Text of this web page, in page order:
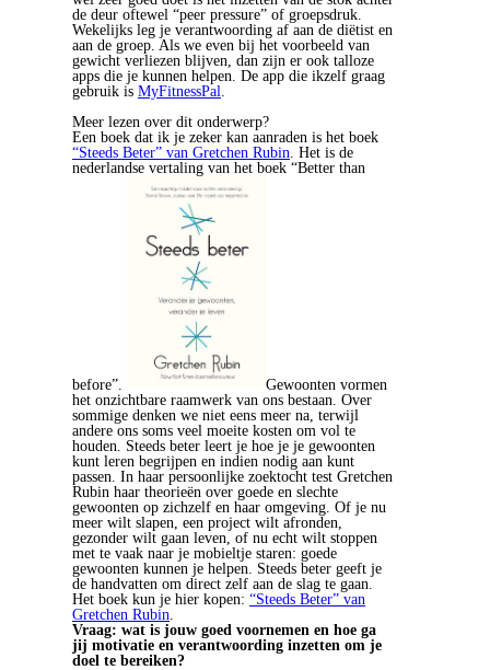
de deur oftewel “peer pressure” of groepsdruk.
Wekelijks leg je verantwoording af aan de diëtist en
aan de groep. Als we even bij het voorbeeld van
gewicht verliezen blijven, dan zijn er ook talloze
apps die je kunnen helpen. De app die ikzelf graag
gebruik is MyFitnessPal
Meer lezen over dit onderwerp?
Een boek dat ik je zeker kan aanraden is het boek
“Steeds Beter” van Gretchen Rubin . Het is de
nederlandse vertaling van het boek “Better than
before”.
Gewoonten vormen
het onzichtbare raamwerk van ons bestaan. Over
sommige denken we niet eens meer na, terwijl
andere ons soms veel moeite kosten om vol te
houden. Steeds beter leert je hoe je je gewoonten
kunt leren begrijpen en indien nodig aan kunt
passen. In haar persoonlijke zoektocht test Gretchen
Rubin haar theorieën over goede en slechte
gewoonten op zichzelf en haar omgeving. Of je nu
meer wilt slapen, een project wilt afronden,
gezonder wilt gaan leven, of nu echt wilt stoppen
met te vaak naar je mobieltje staren: goede
gewoonten kunnen je helpen. Steeds beter geeft je
de handvatten om direct zelf aan de slag te gaan.
Het boek kun je hier kopen: “Steeds Beter” van
Gretchen Rubin
Vraag: wat is jouw goed voornemen en hoe ga
jij motivatie en verantwoording inzetten om je
doel te bereiken?